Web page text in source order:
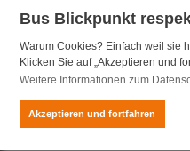
Bus Blickpunkt
Warum Cookies? Einfach weil sie
Klicken Sie auf „Akzeptieren und
Weitere Informationen zum
Akzeptieren und fortfahren